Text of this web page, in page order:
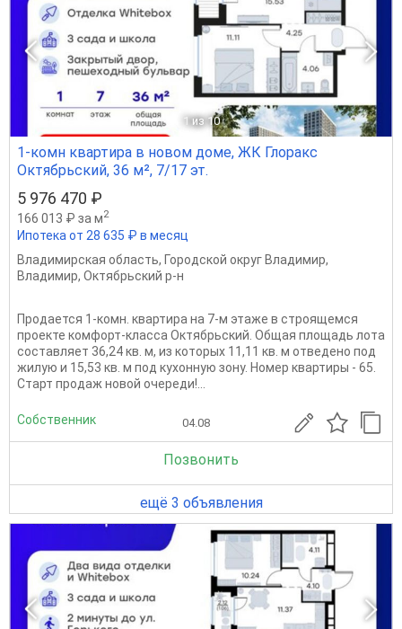
1 из 10
1-комн квартира в новом доме, ЖК Глоракс
Октябрьский, 36 м², 7/17 эт.
5 976 470 ₽
166 013 ₽ за м2
Ипотека от 28 635 ₽ в месяц
Владимирская область, Городской округ Владимир,
Владимир, Октябрьский р-н
Продается 1-комн. квартира на 7-м этаже в строящемся
проекте комфорт-класса Октябрьский. Общая площадь лота
составляет 36,24 кв. м, из которых 11,11 кв. м отведено под
жилую и 15,53 кв. м под кухонную зону. Номер квартиры - 65.
Старт продаж новой очереди!...
Собственник 04.08
Позвонить
ещё 3 объявления